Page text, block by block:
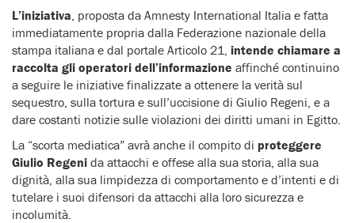
L’iniziativa , proposta da Amnesty International Italia e fatta
immediatamente propria dalla Federazione nazionale della
stampa italiana e dal portale Articolo 21, intende chiamare a
raccolta gli operatori dell’informazione affinché continuino
a seguire le iniziative finalizzate a ottenere la verità sul
sequestro, sulla tortura e sull’uccisione di Giulio Regeni, e a
dare costanti notizie sulle violazioni dei diritti umani in Egitto.
La “scorta mediatica” avrà anche il compito di proteggere
Giulio Regeni da attacchi e offese alla sua storia, alla sua
dignità, alla sua limpidezza di comportamento e d’intenti e di
tutelare i suoi difensori da attacchi alla loro sicurezza e
incolumità.